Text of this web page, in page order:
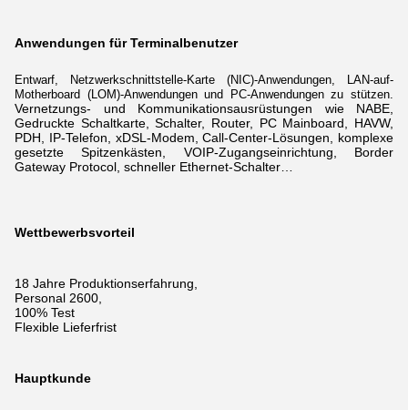
Anwendungen für Terminalbenutzer
Entwarf, Netzwerkschnittstelle-Karte (NIC)-Anwendungen, LAN-auf-
Motherboard (LOM)-Anwendungen und PC-Anwendungen zu stützen.
Vernetzungs- und Kommunikationsausrüstungen wie NABE,
Gedruckte Schaltkarte, Schalter, Router, PC Mainboard, HAVW,
PDH, IP-Telefon, xDSL-Modem, Call-Center-Lösungen, komplexe
gesetzte Spitzenkästen, VOIP-Zugangseinrichtung, Border
Gateway Protocol, schneller Ethernet-Schalter…
Wettbewerbsvorteil
18 Jahre Produktionserfahrung,
Personal 2600,
100% Test
Flexible Lieferfrist
Hauptkunde